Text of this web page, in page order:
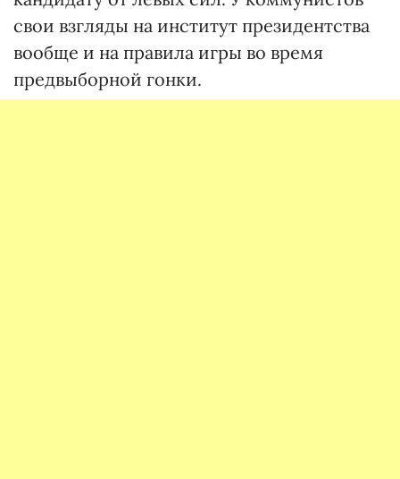
свои взгляды на институт президентства
вообще и на правила игры во время
предвыборной гонки.